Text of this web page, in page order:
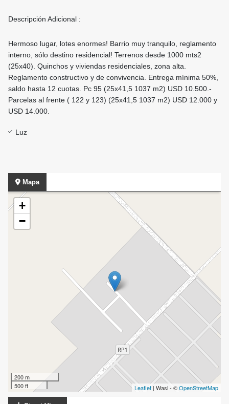
Descripción Adicional :
Hermoso lugar, lotes enormes! Barrio muy tranquilo, reglamento
interno, sólo destino residencial! Terrenos desde 1000 mts2
(25x40). Quinchos y viviendas residenciales, zona alta.
Reglamento constructivo y de convivencia. Entrega mínima 50%,
saldo hasta 12 cuotas. Pc 95 (25x41,5 1037 m2) USD 10.500.-
Parcelas al frente ( 122 y 123) (25x41,5 1037 m2) USD 12.000 y
USD 14.000.
Luz
Mapa
+
−
200 m
500 ft
Leaflet | Wasi - ©OpenStreetMap